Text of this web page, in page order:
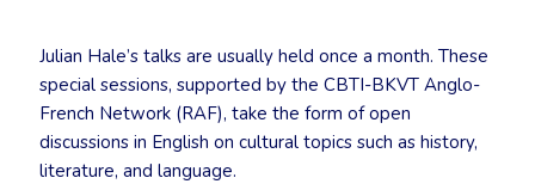
Julian Hale’s talks are usually held once a month. These
special sessions, supported by the CBTI-BKVT Anglo-
French Network (RAF), take the form of open
discussions in English on cultural topics such as history,
literature, and language.